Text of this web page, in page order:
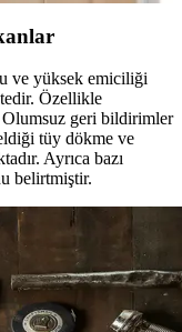
ve yüksek emiciliği
Özellikle
geri bildirimler
tüy dökme ve
Ayrıca bazı
belirtmiştir.